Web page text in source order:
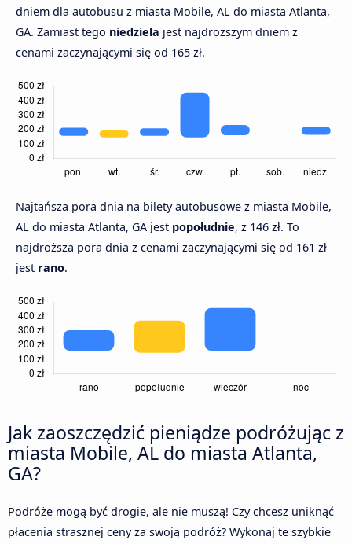
dniem dla autobusu z miasta Mobile, AL do miasta Atlanta,
GA. Zamiast tego niedziela jest najdroższym dniem z
cenami zaczynającymi się od 165 zł.
Najtańsza pora dnia na bilety autobusowe z miasta Mobile,
AL do miasta Atlanta, GA jest popołudnie, z 146 zł. To
najdroższa pora dnia z cenami zaczynającymi się od 161 zł
jest rano.
Jak zaoszczędzić pieniądze podróżując z
miasta Mobile, AL do miasta Atlanta,
GA?
Podróże mogą być drogie, ale nie muszą! Czy chcesz uniknąć
płacenia strasznej ceny za swoją podróż? Wykonaj te szybkie